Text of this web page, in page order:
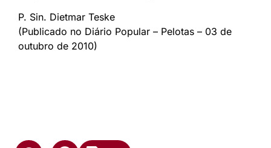
P. Sin. Dietmar Teske
(Publicado no Diário Popular – Pelotas – 03 de
outubro de 2010)